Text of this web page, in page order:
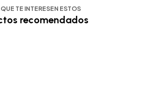
TE INTERESEN ESTOS
recomendados